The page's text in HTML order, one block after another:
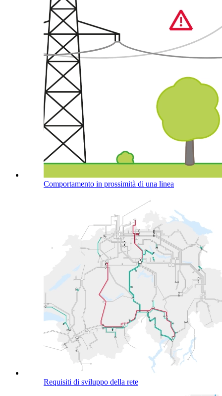
Comportamento in prossimità di una linea
Requisiti di sviluppo della rete